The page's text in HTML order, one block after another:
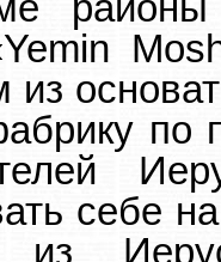
по
себе
из